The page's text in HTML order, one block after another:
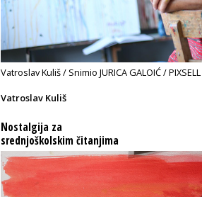
Vatroslav Kuliš / Snimio JURICA GALOIĆ / PIXSELL
Vatroslav Kuliš
Nostalgija za
srednjoškolskim čitanjima